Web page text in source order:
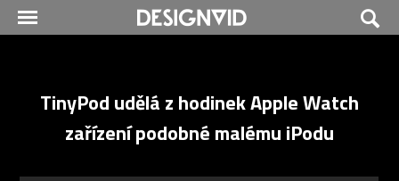
TinyPod udělá z hodinek Apple Watch
zařízení podobné malému iPodu